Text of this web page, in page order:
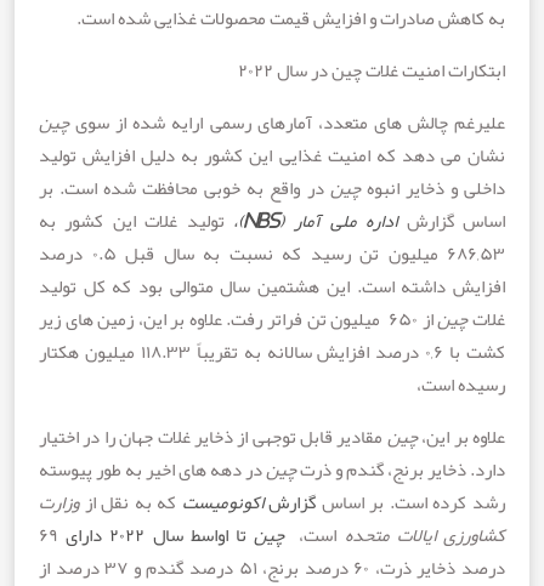
صادرات و افزایش قیمت محصولات غذایی شده است.
امنیت غلات چین در سال ۲۰۲۲
چالش های متعدد، آمارهای رسمی ارایه شده از سویچین
دهد که امنیت غذایی این کشور به دلیل افزایش تولید
و ذخایر انبوهچین در واقع به خوبی محافظت شده است. بر
گزارشاداره ملی آمار(
NBS
)،تولید غلات این کشور به
۶۸۶,۵۳ میلیون تن رسید که نسبت به سال قبل ۰.۵ درصد
داشته است. این هشتمین سال متوالی بود که کل تولید
از ۶۵۰ میلیون تن فراتر رفت. علاوه بر این، زمین های زیر
کشت با ۰,۶ درصد افزایش سالانه به تقریباً ۱۱۸.۳۳ میلیون هکتار
است،
این،چینمقادیر قابل توجهی از ذخایر غلات جهان را در اختیار
برنج، گندم و ذرتچین در دهه های اخیر به طور پیوسته
است. بر اساسگزارش اکونومیستکه به نقل از وزارت
ایالات متحدهاست،چین تا اواسط سال ۲۰۲۲ دارای
۶۹
درصد ذخایر ذرت، ۶۰ درصد برنج، ۵۱ درصد گندم و ۳۷ درصد از